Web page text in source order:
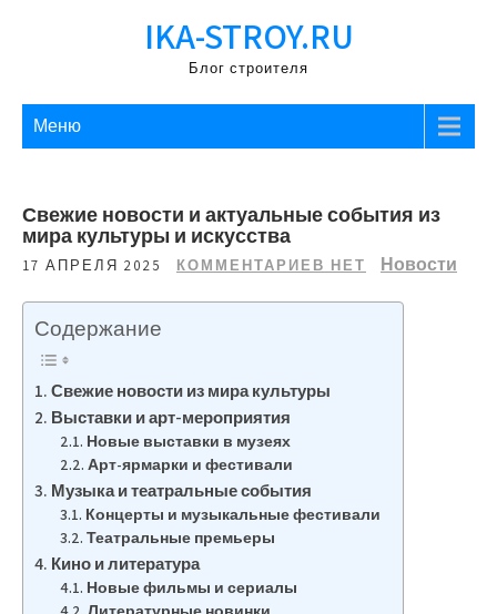
IKA-STROY.RU
Блог строителя
Меню
Свежие новости и актуальные события из
мира культуры и искусства
17 АПРЕЛЯ 2025 КОММЕНТАРИЕВ НЕТ Новости
Содержание
Свежие новости из мира культуры
Выставки и арт-мероприятия
Новые выставки в музеях
Арт-ярмарки и фестивали
Музыка и театральные события
Концерты и музыкальные фестивали
Театральные премьеры
Кино и литература
Новые фильмы и сериалы